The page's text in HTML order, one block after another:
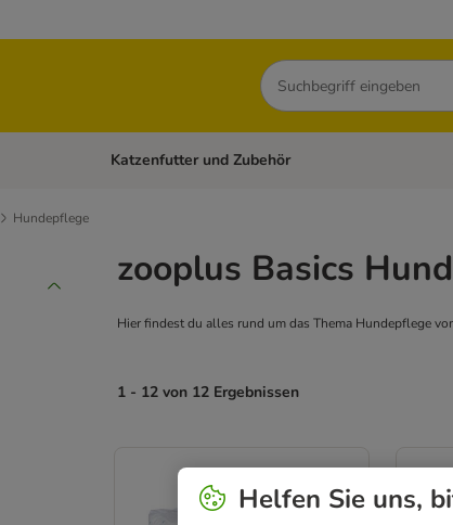
Suchen
Kategorie-Menü öffnen: Hundefutter und Zubehör
Katzenfutter und Zubehör
Hundepflege
zooplus Basics
Hier findest du alles rund um das Thema Hundepflege
1 - 12 von 12 Ergebnissen
Helfen Sie uns,